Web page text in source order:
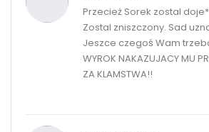
Przecież Sorek zostal
Zostal zniszczony. Sad
Jeszce czegoś Wam
WYROK NAKAZUJACY MU
ZA KLAMSTWA!!